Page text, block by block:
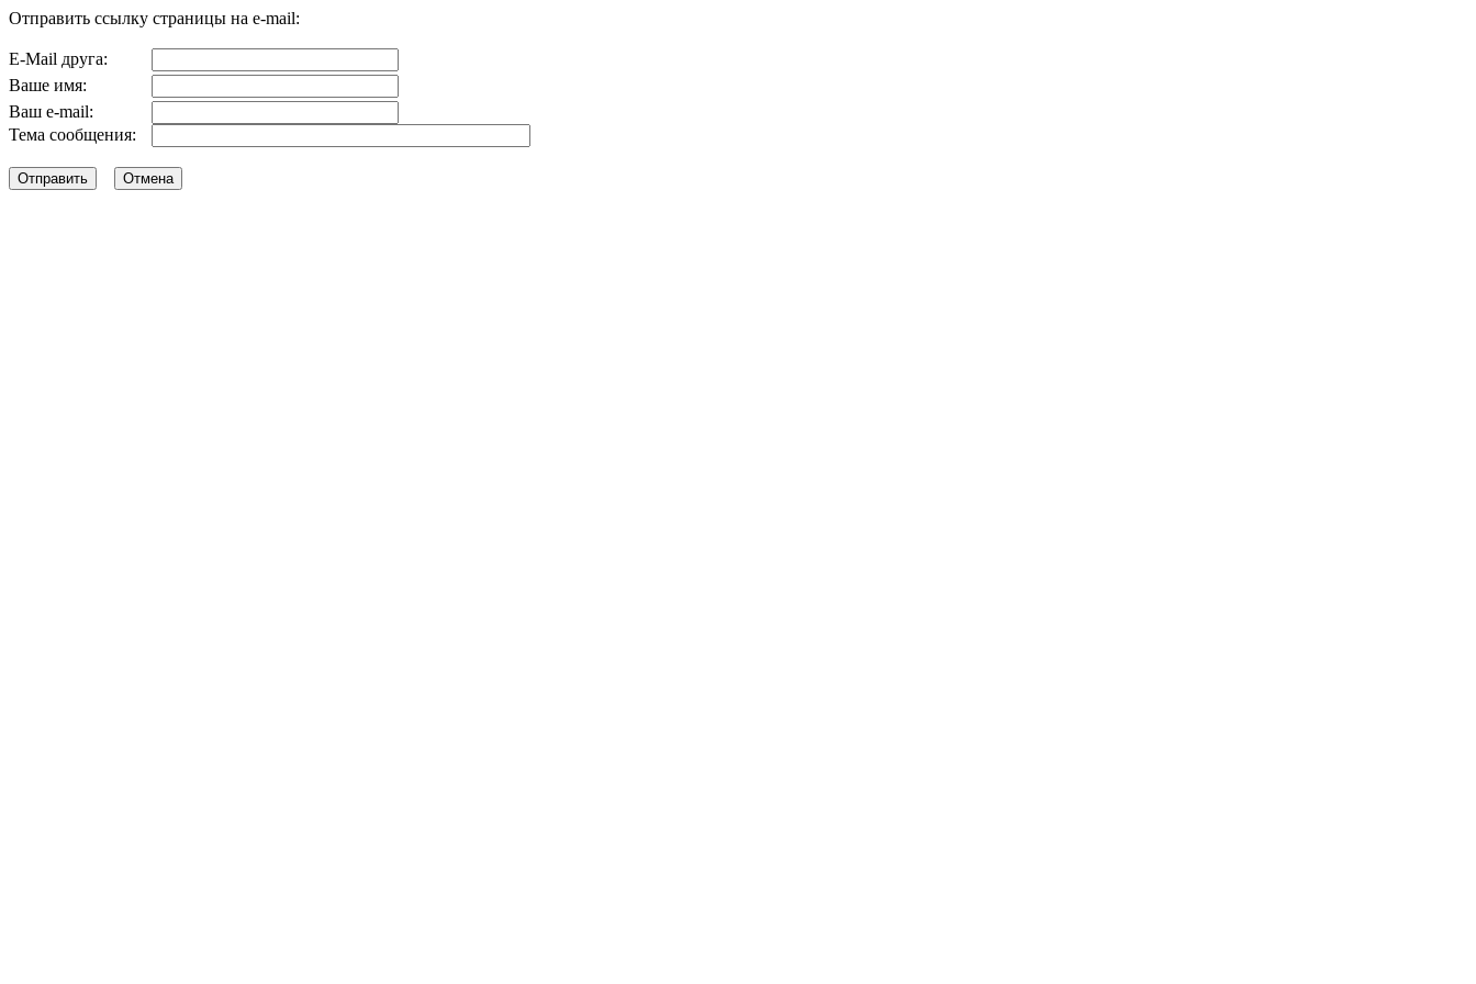
Отправить ссылку страницы на e-mail:
E-Mail друга:
Ваше имя:
Ваш e-mail:
Тема сообщения: